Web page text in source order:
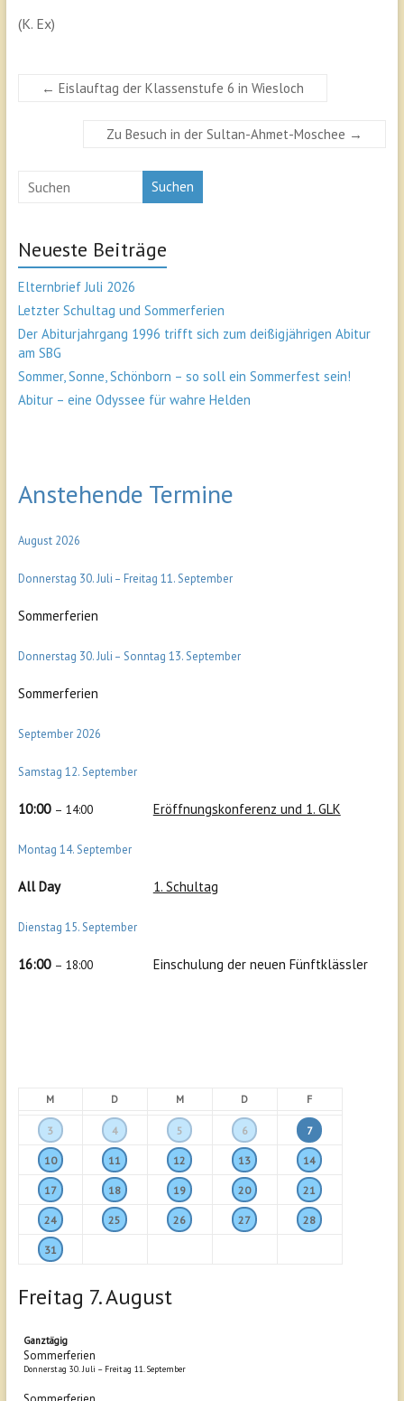
(K. Ex)
← Eislauftag der Klassenstufe 6 in Wiesloch
Zu Besuch in der Sultan-Ahmet-Moschee →
Suchen
Neueste Beiträge
Elternbrief Juli 2026
Letzter Schultag und Sommerferien
Der Abiturjahrgang 1996 trifft sich zum deißigjährigen Abitur
am SBG
Sommer, Sonne, Schönborn – so soll ein Sommerfest sein!
Abitur – eine Odyssee für wahre Helden
Anstehende Termine
August 2026
Donnerstag 30.Juli – Freitag 11.September
Sommerferien
Donnerstag 30.Juli – Sonntag 13.September
Sommerferien
September 2026
Samstag 12.September
10:00 – 14:00 Eröffnungskonferenz und 1. GLK
Montag 14.September
All Day 1. Schultag
Dienstag 15.September
16:00 – 18:00 Einschulung der neuen Fünftklässler
M D M D F
3 4 5 6 7
10 11 12 13 14
17 18 19 20 21
24 25 26 27 28
31
Freitag 7.August
Ganztägig
Sommerferien
Donnerstag 30. Juli – Freitag 11. September